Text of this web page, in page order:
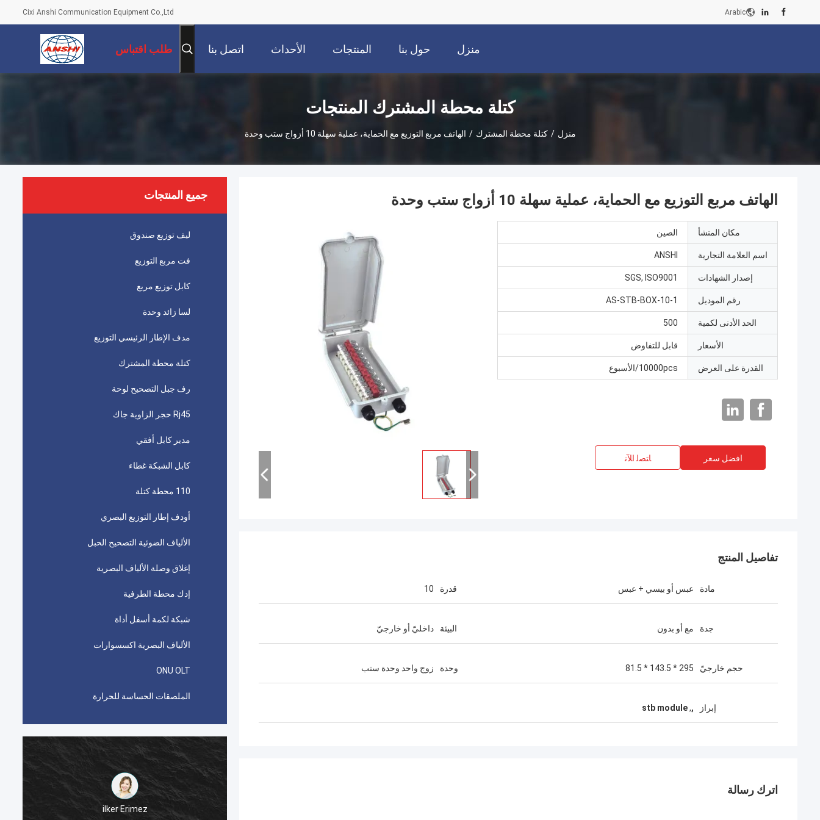
Cixi Anshi Communication Equipment Co.,Ltd Arabic
منزل حول بنا المنتجات الأحداث اتصل بنا طلب اقتباس
كتلة محطة المشترك المنتجات
منزل / كتلة محطة المشترك / الهاتف مربع التوزيع مع الحماية، عملية سهلة 10 أزواج ستب وحدة
جميع المنتجات
ليف توزيع صندوق
فت مربع التوزيع
كابل توزيع مربع
لسا زائد وحدة
مدف الإطار الرئيسي التوزيع
كتلة محطة المشترك
رف جبل التصحيح لوحة
Rj45 حجر الزاوية جاك
مدير كابل أفقي
كابل الشبكة غطاء
110 محطة كتلة
أودف إطار التوزيع البصري
الألياف الضوئية التصحيح الحبل
إغلاق وصلة الألياف البصرية
إدك محطة الطرفية
شبكة لكمة أسفل أداة
الألياف البصرية اكسسوارات
ONU OLT
الملصقات الحساسة للحرارة
ilker Erimez
الهاتف مربع التوزيع مع الحماية، عملية سهلة 10 أزواج ستب وحدة
مكان المنشأ الصين
اسم العلامة التجارية ANSHI
إصدار الشهادات SGS, ISO9001
رقم الموديل AS-STB-BOX-10-1
الحد الأدنى لكمية 500
الأسعار قابل للتفاوض
القدرة على العرض 10000pcs/الأسبوع
افضل سعر ﺎﺘﺼﻟ ﺍﻶﻧ
تفاصيل المنتج
مادة عبس أو بيسي + عبس قدرة 10
جدة مع أو بدون البيئة داخليّ أو خارجيّ
حجم خارجيّ 295 * 143.5 * 81.5 وحدة زوج واحد وحدة ستب
إبراز ,
,
stb module
اترك رسالة